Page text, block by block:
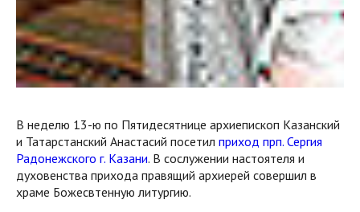
В неделю 13-ю по Пятидесятнице архиепископ Казанский
и Татарстанский Анастасий посетил приход прп. Сергия
Радонежского г. Казани. В сослужении настоятеля и
духовенства прихода правящий архиерей совершил в
храме Божесвтенную литургию.